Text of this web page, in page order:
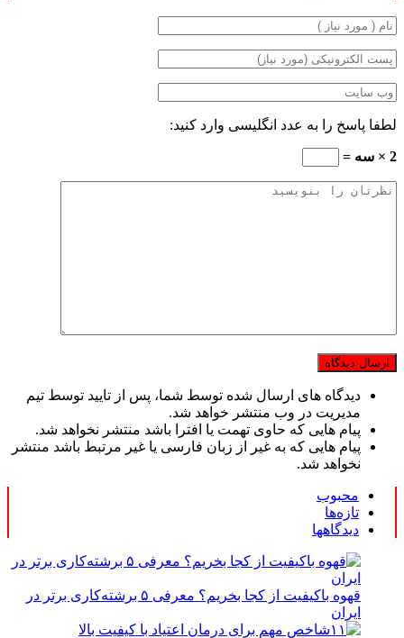
لطفا پاسخ را به عدد انگلیسی وارد کنید:
2 × سه =
دیدگاه های ارسال شده توسط شما، پس از تایید توسط تیم
مدیریت در وب منتشر خواهد شد.
پیام هایی که حاوی تهمت یا افترا باشد منتشر نخواهد شد.
پیام هایی که به غیر از زبان فارسی یا غیر مرتبط باشد منتشر
نخواهد شد.
محبوب
تازه‌ها
دیدگاهها
قهوه باکیفیت از کجا بخریم؟ معرفی ۵ برشته‌کاری برتر در
ایران